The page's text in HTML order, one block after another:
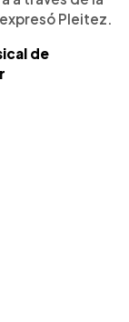
Pleitez.
de